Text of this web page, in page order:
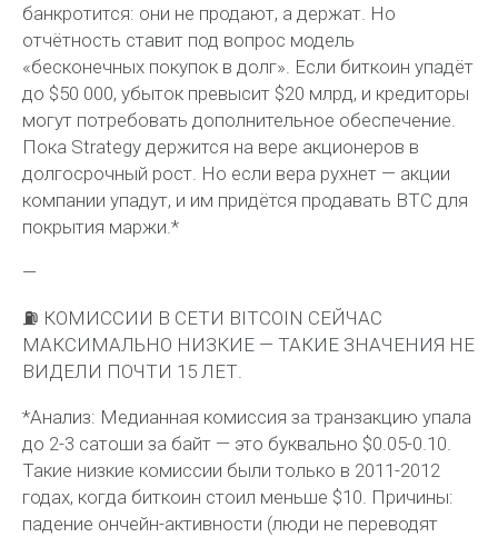
банкротится: они не продают, а держат. Но
отчётность ставит под вопрос модель
«бесконечных покупок в долг». Если биткоин упадёт
до $50 000, убыток превысит $20 млрд, и кредиторы
могут потребовать дополнительное обеспечение.
Пока Strategy держится на вере акционеров в
долгосрочный рост. Но если вера рухнет — акции
компании упадут, и им придётся продавать BTC для
покрытия маржи.*
—
⛽️ КОМИССИИ В СЕТИ BITCOIN СЕЙЧАС
МАКСИМАЛЬНО НИЗКИЕ — ТАКИЕ ЗНАЧЕНИЯ НЕ
ВИДЕЛИ ПОЧТИ 15 ЛЕТ.
*Анализ: Медианная комиссия за транзакцию упала
до 2-3 сатоши за байт — это буквально $0.05-0.10.
Такие низкие комиссии были только в 2011-2012
годах, когда биткоин стоил меньше $10. Причины:
падение ончейн-активности (люди не переводят